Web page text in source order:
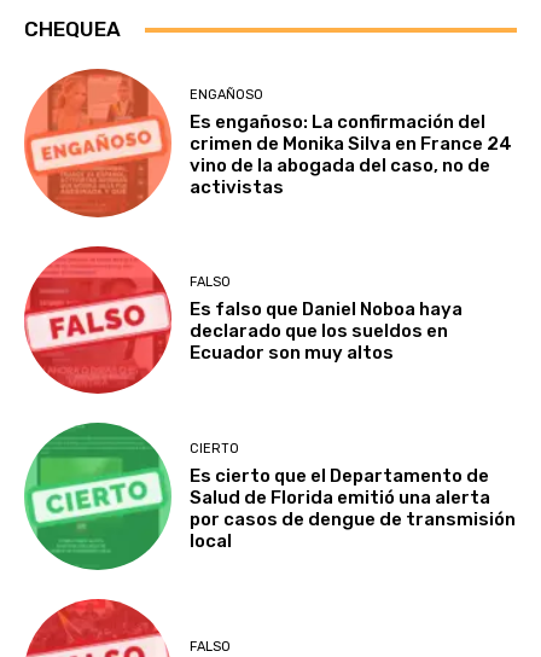
CHEQUEA
ENGAÑOSO
Es engañoso: La confirmación del
crimen de Monika Silva en France 24
vino de la abogada del caso, no de
activistas
FALSO
Es falso que Daniel Noboa haya
declarado que los sueldos en
Ecuador son muy altos
CIERTO
Es cierto que el Departamento de
Salud de Florida emitió una alerta
por casos de dengue de transmisión
local
FALSO